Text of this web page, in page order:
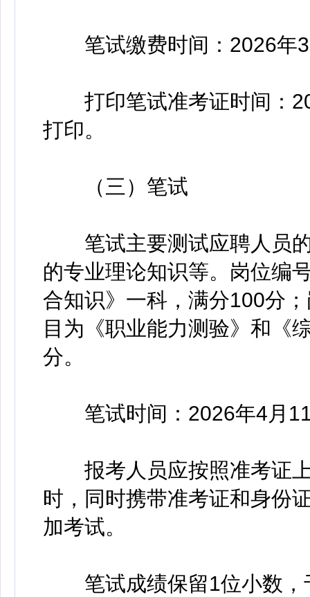
笔试缴费时间：2026年3
打印笔试准考证时间：
打印。
（三）笔试
笔试主要测试应聘人员的
的专业理论知识等。岗位编
合知识》一科，满分100分
目为《职业能力测验》和《
分。
笔试时间：2026年4月11
报考人员应按照准考证上
时，同时携带准考证和身份
加考试。
笔试成绩保留1位小数，